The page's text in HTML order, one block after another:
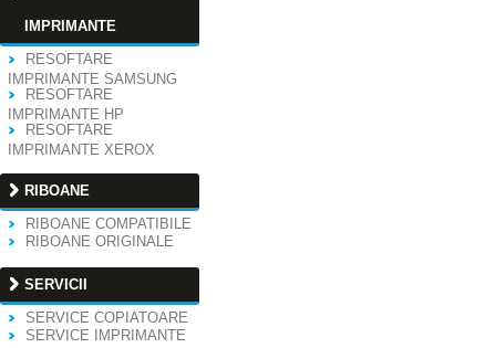
IMPRIMANTE
RESOFTARE
IMPRIMANTE SAMSUNG
RESOFTARE
IMPRIMANTE HP
RESOFTARE
IMPRIMANTE XEROX
RIBOANE
RIBOANE COMPATIBILE
RIBOANE ORIGINALE
SERVICII
SERVICE COPIATOARE
SERVICE IMPRIMANTE